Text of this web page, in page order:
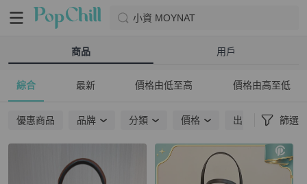
小資 MOYNAT
商品 用戶
綜合 最新 價格由低至高 價格由高至低
優惠商品 品牌 分類 價格 出貨地點 篩選